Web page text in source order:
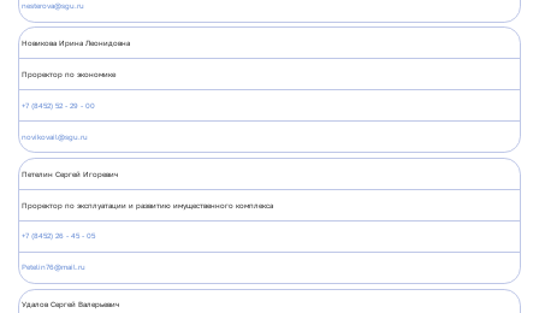
nesterova@sgu.ru
Новикова Ирина Леонидовна
Проректор по экономике
+7 (8452) 52 - 29 - 00
novikovail@sgu.ru
Петелин Сергей Игоревич
Проректор по эксплуатации и развитию имущественного комплекса
+7 (8452) 26 - 45 - 05
Petelin76@mail.ru
Удалов Сергей Валерьевич